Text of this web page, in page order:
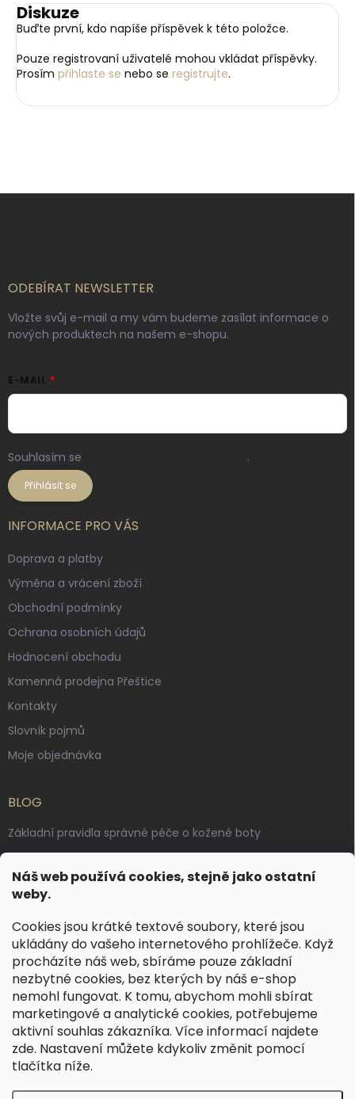
Náš web používá cookies, stejně jako ostatní
weby.
Cookies jsou krátké textové soubory, které jsou
ukládány do vašeho internetového prohlížeče. Když
procházíte náš web, sbíráme pouze základní
nezbytné cookies, bez kterých by náš e-shop
nemohl fungovat. K tomu, abychom mohli sbírat
marketingové a analytické cookies, potřebujeme
aktivní souhlas zákazníka. Více informací najdete
zde. Nastavení můžete kdykoliv změnit pomocí
tlačítka níže.
Diskuze
Buďte první, kdo napíše příspěvek k této položce.
Pouze registrovaní uživatelé mohou vkládat příspěvky.
Prosím přihlaste se nebo se registrujte.
ODEBÍRAT NEWSLETTER
Vložte svůj e-mail a my vám budeme zasílat informace o
nových produktech na našem e-shopu.
E-MAIL
Souhlasím se .
Přihlásit se
INFORMACE PRO VÁS
Doprava a platby
Výměna a vrácení zboží
Obchodní podmínky
Ochrana osobních údajů
Hodnocení obchodu
Kamenná prodejna Přeštice
Kontakty
Slovník pojmů
Moje objednávka
BLOG
Základní pravidla správné péče o kožené boty
Výroba českých kožených opasků: vůně pravé kůže, dotek
řemesla
KONTAKT
dotazy@spongr.cz
+420 776 663 962
https://www.facebook.com/spongr.cz
spongr.cz